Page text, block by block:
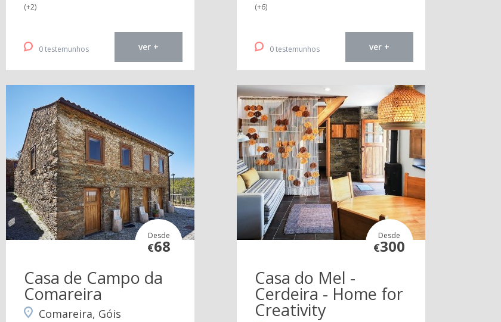
(+2)
0 testemunhos ver +
(+6)
0 testemunhos ver +
Desde
€68
Casa de Campo da
Comareira
Comareira, Góis
Desde
€300
Casa do Mel -
Cerdeira - Home for
Creativity